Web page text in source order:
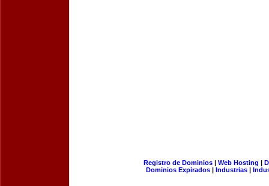
Registro de Dominios| Web Hosting |
Dominios Expirados | Industrias |